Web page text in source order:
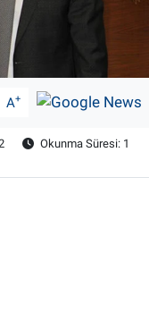
A+
Okunma Süresi: 1